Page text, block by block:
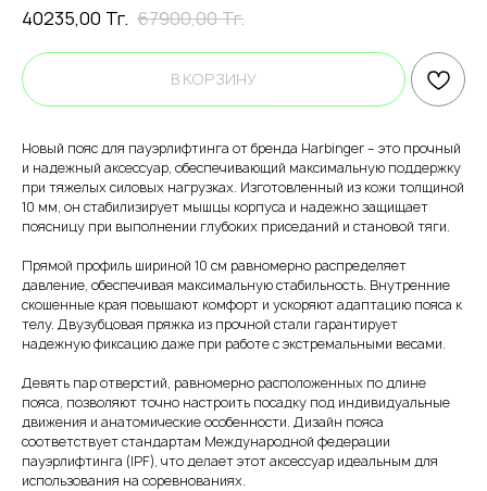
40235,00 Тг. 67900,00Тг.
В КОРЗИНУ
Новый пояс для пауэрлифтинга от бренда Harbinger – это прочный
и надежный аксессуар, обеспечивающий максимальную поддержку
при тяжелых силовых нагрузках. Изготовленный из кожи толщиной
10 мм, он стабилизирует мышцы корпуса и надежно защищает
поясницу при выполнении глубоких приседаний и становой тяги.
Прямой профиль шириной 10 см равномерно распределяет
давление, обеспечивая максимальную стабильность. Внутренние
скошенные края повышают комфорт и ускоряют адаптацию пояса к
телу. Двузубцовая пряжка из прочной стали гарантирует
надежную фиксацию даже при работе с экстремальными весами.
Девять пар отверстий, равномерно расположенных по длине
пояса, позволяют точно настроить посадку под индивидуальные
движения и анатомические особенности. Дизайн пояса
соответствует стандартам Международной федерации
пауэрлифтинга (IPF), что делает этот аксессуар идеальным для
использования на соревнованиях.